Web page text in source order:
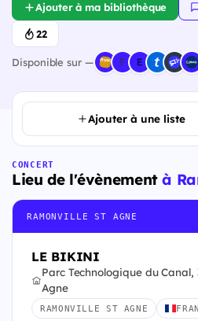
Ajouter à ma bibliothèque
22
Disponible sur —
Ajouter à une liste
CONCERT
Lieu de l'évènementà
RAMONVILLE ST AGNE
LE BIKINI
Parc Technologique du Canal,
Agne
RAMONVILLE ST AGNE